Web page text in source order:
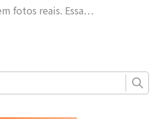
fotos reais. Essa…